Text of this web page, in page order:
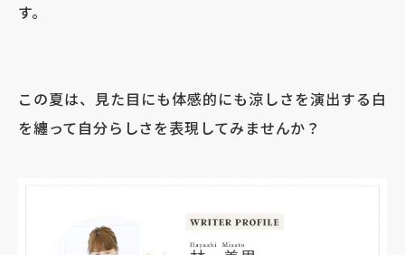
す。
この夏は、見た目にも体感的にも涼しさを演出する白
を纏って自分らしさを表現してみませんか？